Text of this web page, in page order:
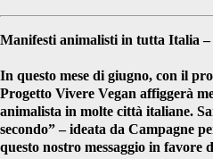
Manifesti animalisti in tutta Italia –
In questo mese di giugno, con il
Progetto Vivere Vegan affiggerà
animalista in molte città italiane.
secondo” – ideata da Campagne
questo nostro messaggio in favore